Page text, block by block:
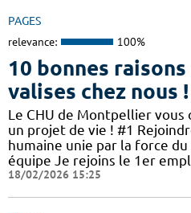
PAGES
relevance: 100%
10 bonnes
valises chez nous !
Le CHU de Montpellier vous
un projet de vie ! #1
humaine unie par la force
équipe Je rejoins le 1er
18/02/2026 15:25